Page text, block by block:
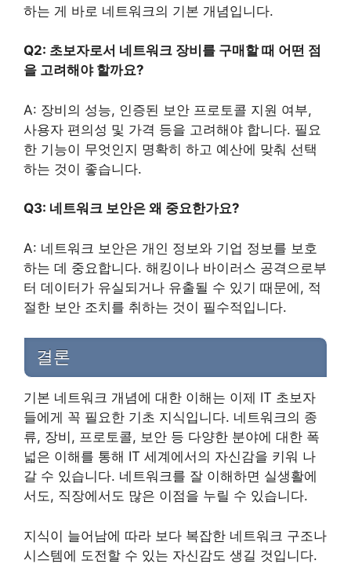
하는 게 바로 네트워크의 기본 개념입니다.
Q2: 초보자로서 네트워크 장비를 구매할 때 어떤 점
을 고려해야 할까요?
A: 장비의 성능, 인증된 보안 프로토콜 지원 여부,
사용자 편의성 및 가격 등을 고려해야 합니다. 필요
한 기능이 무엇인지 명확히 하고 예산에 맞춰 선택
하는 것이 좋습니다.
Q3: 네트워크 보안은 왜 중요한가요?
A: 네트워크 보안은 개인 정보와 기업 정보를 보호
하는 데 중요합니다. 해킹이나 바이러스 공격으로부
터 데이터가 유실되거나 유출될 수 있기 때문에, 적
절한 보안 조치를 취하는 것이 필수적입니다.
결론
기본 네트워크 개념에 대한 이해는 이제 IT 초보자
들에게 꼭 필요한 기초 지식입니다. 네트워크의 종
류, 장비, 프로토콜, 보안 등 다양한 분야에 대한 폭
넓은 이해를 통해 IT 세계에서의 자신감을 키워 나
갈 수 있습니다. 네트워크를 잘 이해하면 실생활에
서도, 직장에서도 많은 이점을 누릴 수 있습니다.
지식이 늘어남에 따라 보다 복잡한 네트워크 구조나
시스템에 도전할 수 있는 자신감도 생길 것입니다.